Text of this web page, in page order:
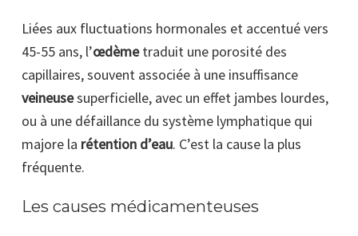
Liées aux fluctuations hormonales et accentué vers
45-55 ans, l’œdèmetraduit une porosité des
capillaires, souvent associée à une insuffisance
veineusesuperficielle, avec un effet jambes lourdes,
ou à une défaillance du système lymphatique qui
majore la rétention d’eau. C’est la cause la plus
fréquente.
Les causes médicamenteuses